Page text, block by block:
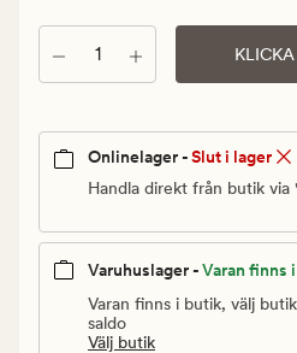
Antal
Onlinelager -Slut i lager
Handla direkt från butik via
Varuhuslager -Varan finns
Varan finns i butik, välj
saldo
Välj butik